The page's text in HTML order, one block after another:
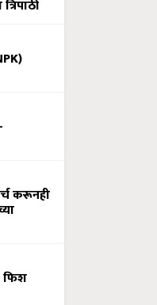
करूनही
फिश